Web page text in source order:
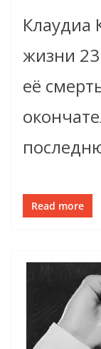
Клаудиа
жизни 23
её
Read more